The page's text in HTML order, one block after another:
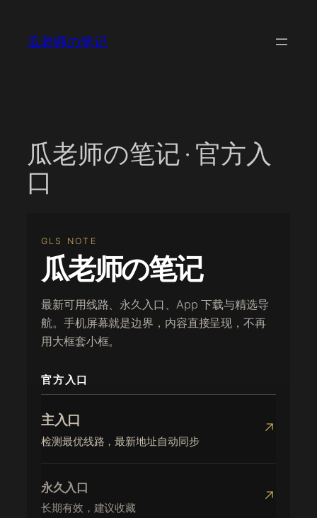
瓜老师の笔记
瓜老师の笔记 · 官方入
口
GLS NOTE
瓜老师の笔记
最新可用线路、永久入口、App 下载与精选导
航。手机屏幕就是边界，内容直接呈现，不再
用大框套小框。
官方入口
主入口
检测最优线路，最新地址自动同步
↗
永久入口
长期有效，建议收藏
↗